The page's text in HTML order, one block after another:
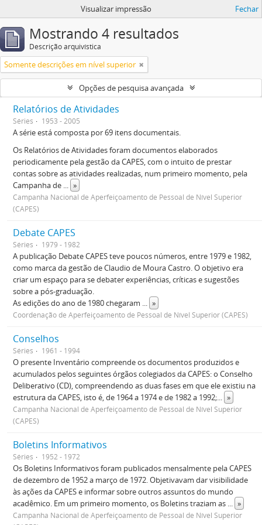
Visualizar impressão Fechar
Mostrando 4 resultados
Descrição arquivística
Somente descrições em nível superior
Opções de pesquisa avançada
Relatórios de Atividades
Séries 1953 - 2005
A série está composta por 69 itens documentais.
Os Relatórios de Atividades foram documentos elaborados
periodicamente pela gestão da CAPES, com o intuito de prestar
contas sobre as atividades realizadas, num primeiro momento, pela
Campanha de ... »
Campanha Nacional de Aperfeiçoamento de Pessoal de Nível Superior
(CAPES)
Debate CAPES
Séries 1979 - 1982
A publicação Debate CAPES teve poucos números, entre 1979 e 1982,
como marca da gestão de Claudio de Moura Castro. O objetivo era
criar um espaço para se debater experiências, críticas e sugestões
sobre a pós-graduação.
As edições do ano de 1980 chegaram ... »
Coordenação de Aperfeiçoamento de Pessoal de Nível Superior (CAPES)
Conselhos
Séries 1961 - 1994
O presente Inventário compreende os documentos produzidos e
acumulados pelos seguintes órgãos colegiados da CAPES: o Conselho
Deliberativo (CD), compreendendo as duas fases em que ele existiu na
estrutura da CAPES, isto é, de 1964 a 1974 e de 1982 a 1992;... »
Campanha Nacional de Aperfeiçoamento de Pessoal de Nível Superior
(CAPES)
Boletins Informativos
Séries 1952 - 1972
Os Boletins Informativos foram publicados mensalmente pela CAPES
de dezembro de 1952 a março de 1972. Objetivavam dar visibilidade
às ações da CAPES e informar sobre outros assuntos do mundo
acadêmico. Em um primeiro momento, os Boletins traziam as ... »
Campanha Nacional de Aperfeiçoamento de Pessoal de Nível Superior